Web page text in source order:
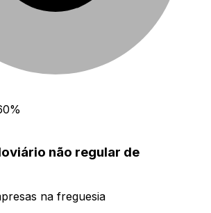
não regular de
na freguesia